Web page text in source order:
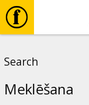
Search
Meklēšana